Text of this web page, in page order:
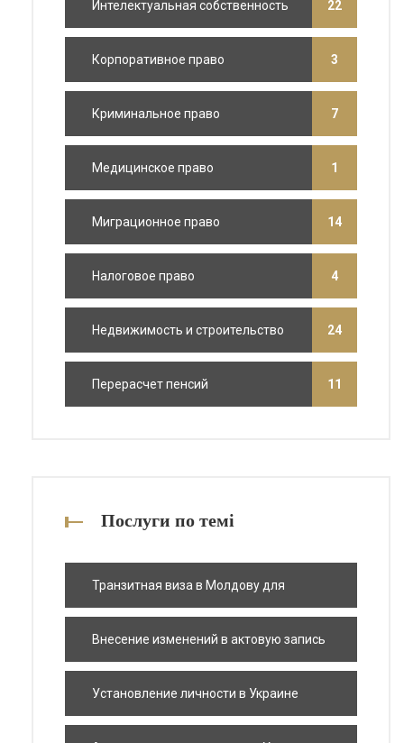
Интелектуальная собственность 22
Корпоративное право 3
Криминальное право 7
Медицинское право 1
Миграционное право 14
Налоговое право 4
Недвижимость и строительство 24
Перерасчет пенсий 11
Послуги по темі
Транзитная виза в Молдову для
Внесение изменений в актовую запись
Установление личности в Украине